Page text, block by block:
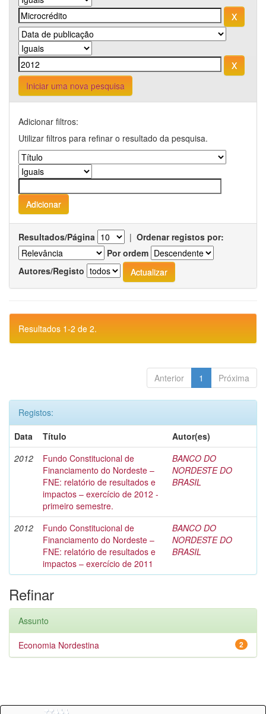
Iniciar uma nova pesquisa
Adicionar filtros:
Utilizar filtros para refinar o resultado da pesquisa.
Resultados/Página | Ordenar registos por:
Por ordem
Autores/Registo
Resultados 1-2 de 2.
Anterior 1 Próxima
Registos:
Data
Título
Autor(es)
2012
Fundo Constitucional de
Financiamento do Nordeste –
FNE: relatório de resultados e
impactos – exercício de 2012 -
primeiro semestre.
BANCO DO
NORDESTE DO
BRASIL
2012
Fundo Constitucional de
Financiamento do Nordeste –
FNE: relatório de resultados e
impactos – exercício de 2011
BANCO DO
NORDESTE DO
BRASIL
Refinar
Assunto
2
Economia Nordestina